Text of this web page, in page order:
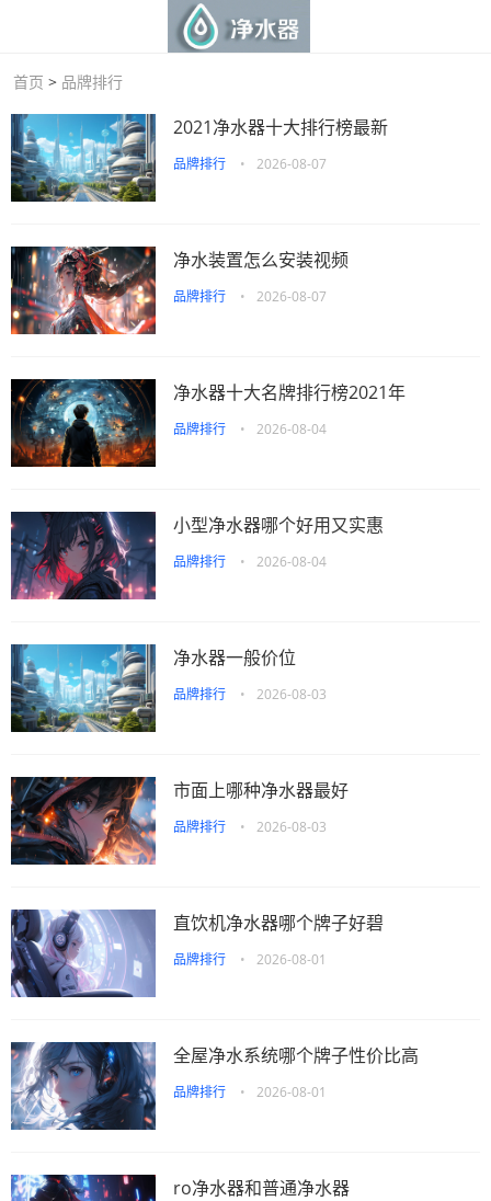
首页 > 品牌排行
2021净水器十大排行榜最新
品牌排行 • 2026-08-07
净水装置怎么安装视频
品牌排行 • 2026-08-07
净水器十大名牌排行榜2021年
品牌排行 • 2026-08-04
小型净水器哪个好用又实惠
品牌排行 • 2026-08-04
净水器一般价位
品牌排行 • 2026-08-03
市面上哪种净水器最好
品牌排行 • 2026-08-03
直饮机净水器哪个牌子好碧
品牌排行 • 2026-08-01
全屋净水系统哪个牌子性价比高
品牌排行 • 2026-08-01
ro净水器和普通净水器